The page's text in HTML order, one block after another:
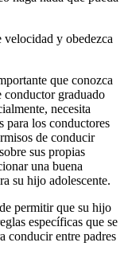
velocidad y obedezca
que conozca
conductor graduado
necesita
para los conductores
de conducir
sus propias
una buena
su hijo adolescente.
permitir que su hijo
específicas que se
conducir entre padres